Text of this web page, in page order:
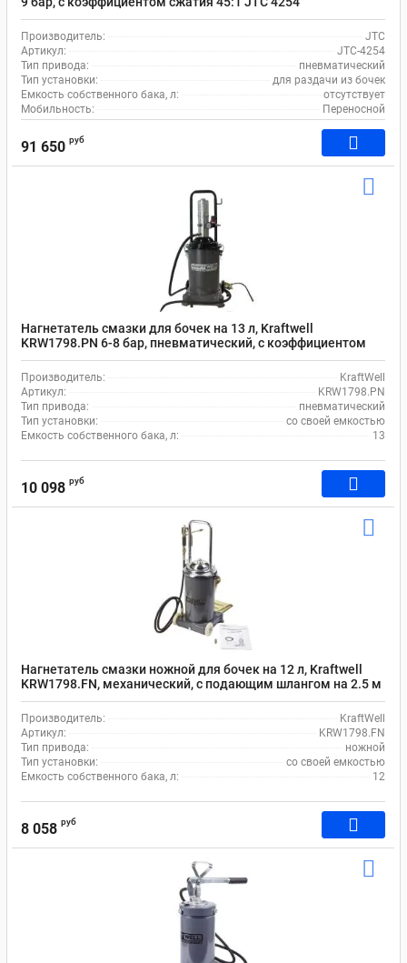
Производитель:
JTC
Артикул:
JTC-4254
Тип привода:
пневматический
Тип установки:
для раздачи из бочек
Емкость собственного бака, л:
отсутствует
Мобильность:
Переносной
91 650 руб
Нагнетатель смазки для бочек на 13 л, Kraftwell
KRW1798.PN 6-8 бар, пневматический, с коэффициентом
сжатия 50:1
Производитель:
KraftWell
Артикул:
KRW1798.PN
Тип привода:
пневматический
Тип установки:
со своей емкостью
Емкость собственного бака, л:
13
10 098 руб
Нагнетатель смазки ножной для бочек на 12 л, Kraftwell
KRW1798.FN, механический, с подающим шлангом на 2.5 м
Производитель:
KraftWell
Артикул:
KRW1798.FN
Тип привода:
ножной
Тип установки:
со своей емкостью
Емкость собственного бака, л:
12
8 058 руб